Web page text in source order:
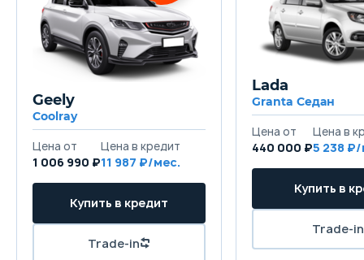
Geely
Coolray
1 006 990 ₽11 987
Lada
Granta Седан
440 000 ₽5 238